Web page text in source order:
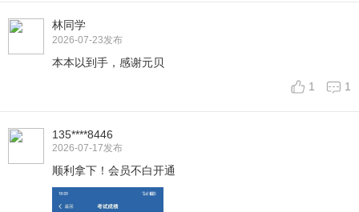
林同学
2026-07-23发布
本本以到手，感谢元贝
1
1
135****8446
2026-07-17发布
顺利拿下！会员不白开通